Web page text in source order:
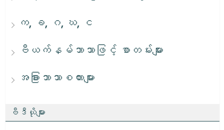
က, ခ, ဂ, ဃ, င
ဗီယက်နမ်ဘာသာဖြင့် စာတမ်းများ
အခြားဘာသာစကားများ
ဗီဒီယိုများ